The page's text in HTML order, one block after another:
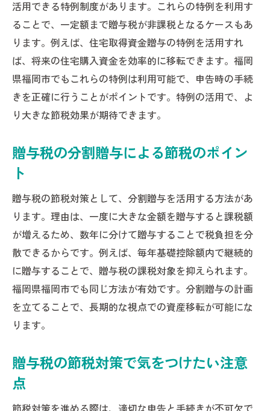
活用できる特例制度があります。これらの特例を利用す
ることで、一定額まで贈与税が非課税となるケースもあ
ります。例えば、住宅取得資金贈与の特例を活用すれ
ば、将来の住宅購入資金を効率的に移転できます。福岡
県福岡市でもこれらの特例は利用可能で、申告時の手続
きを正確に行うことがポイントです。特例の活用で、よ
り大きな節税効果が期待できます。
贈与税の分割贈与による節税のポイン
ト
贈与税の節税対策として、分割贈与を活用する方法があ
ります。理由は、一度に大きな金額を贈与すると課税額
が増えるため、数年に分けて贈与することで税負担を分
散できるからです。例えば、毎年基礎控除額内で継続的
に贈与することで、贈与税の課税対象を抑えられます。
福岡県福岡市でも同じ方法が有効です。分割贈与の計画
を立てることで、長期的な視点での資産移転が可能にな
ります。
贈与税の節税対策で気をつけたい注意
点